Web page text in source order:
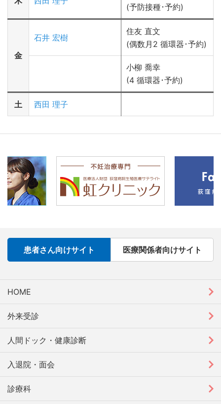
(予防接種･予約)
金
石井 宏樹
住友 直文
(偶数月2 循環器･予約)
小柳 喬幸
(4 循環器･予約)
土 西田 理子
患者さん向けサイト 医療関係者向けサイト
HOME
外来受診
人間ドック・健康診断
入退院・面会
診療科